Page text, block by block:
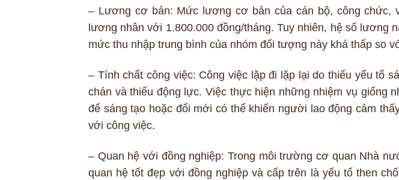
– Lương cơ bản: Mức lương cơ bản của cán bộ, công chức,
lương nhân với 1.800.000 đồng/tháng. Tuy nhiên, hệ số lương
mức thu nhập trung bình của nhóm đối tượng này khá thấp so
– Tính chất công việc: Công việc lặp đi lặp lại do thiếu yếu tố
chán và thiếu động lực. Việc thực hiện những nhiệm vụ giống
để sáng tạo hoặc đổi mới có thể khiến người lao động cảm
với công việc.
– Quan hệ với đồng nghiệp: Trong môi trường cơ quan Nhà
quan hệ tốt đẹp với đồng nghiệp và cấp trên là yếu tố then